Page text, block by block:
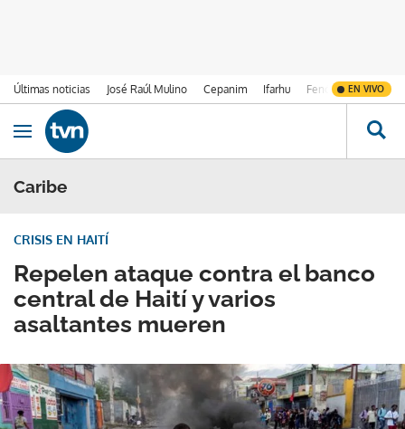
Últimas noticias José Raúl Mulino Cepanim Ifarhu Fenómeno de El
EN VIVO
Ir al contenido
Obrir navegació
Caribe
Repelen ataque contra el banco
central de Haití y varios
asaltantes mueren
CRISIS EN HAITÍ